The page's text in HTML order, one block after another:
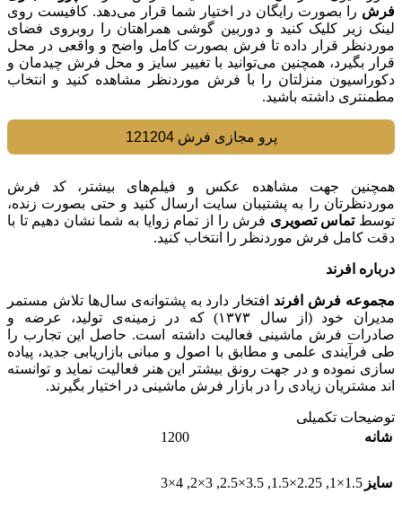
فرش را بصورت رایگان در اختیار شما قرار می‌دهد. کافیست روی
لینک زیر کلیک کنید و دوربین گوشی همراهتان را روبروی فضای
موردنظر قرار داده تا فرش بصورت کامل واضح و واقعی در محل
قرار بگیرد، همچنین می‌توانید با تغییر سایز و محل فرش چیدمان و
دکوراسیون منزلتان را با فرش موردنظر مشاهده کنید و انتخاب
مطمنتری داشته باشید.
پرو مجازی فرش 121204
همچنین جهت مشاهده عکس و فیلم‌های بیشتر، کد فرش
موردنظرتان را به پشتیبان سایت ارسال کنید و حتی بصورت زنده،
توسطتماس تصویری فرش را از تمام زوایا به شما نشان دهیم تا با
دقت کامل فرش موردنظر را انتخاب کنيد.
درباره افرند
مجموعه فرش افرند افتخار دارد به پشتوانه‌ی سال‌ها تلاش مستمر
مدیران خود (از سال ۱۳۷۳) که در زمینه‌ی تولید، عرضه و
صادرات فرش ماشینی فعالیت داشته است. حاصل این تجارب را
طی فرآیندی علمی و مطابق با اصول و مبانی بازاریابی جدید، پیاده
سازی نموده و در جهت رونق بیشتر این هنر فعالیت نماید و توانسته
اند مشتریان زیادی را در بازار فرش ماشینی در اختیار بگیرند.
توضیحات تکمیلی
شانه
1200
سایز 1.5×1
,
2.25×1.5
,
3.5×2.5
,
3×2
,
4×3